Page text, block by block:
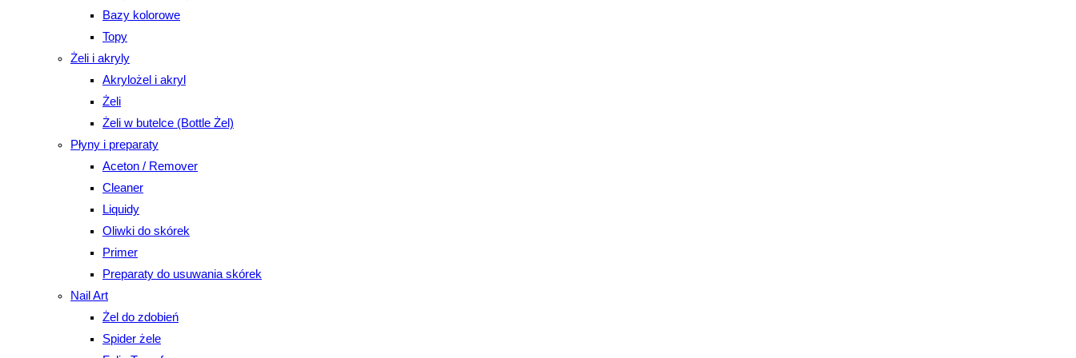
Bazy kolorowe
Topy
Żeli i akryly
Akrylożel i akryl
Żeli
Żeli w butelce (Bottle Żel)
Płyny i preparaty
Aceton / Remover
Cleaner
Liquidy
Oliwki do skórek
Primer
Preparaty do usuwania skórek
Nail Art
Żel do zdobień
Spider żele